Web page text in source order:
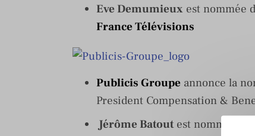
Eve Demumieux est nommée
France Télévisions
Publicis Groupe annonce la
President Compensation &
Jérôme Batoutest nommé